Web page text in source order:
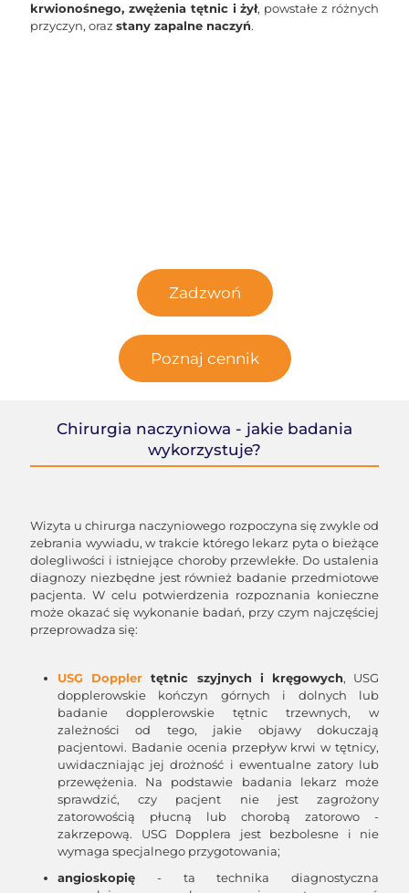
krwionośnego, zwężenia tętnic i żył, powstałe z różnych
przyczyn, oraz stany zapalne naczyń.
Zadzwoń
Poznaj cennik
Chirurgia naczyniowa - jakie badania
wykorzystuje?
Wizyta u chirurga naczyniowego rozpoczyna się zwykle od
zebrania wywiadu, w trakcie którego lekarz pyta o bieżące
dolegliwości i istniejące choroby przewlekłe. Do ustalenia
diagnozy niezbędne jest również badanie przedmiotowe
pacjenta. W celu potwierdzenia rozpoznania konieczne
może okazać się wykonanie badań, przy czym najczęściej
przeprowadza się:
USG Doppler tętnic szyjnych i kręgowych, USG
dopplerowskie kończyn górnych i dolnych lub
badanie dopplerowskie tętnic trzewnych, w
zależności od tego, jakie objawy dokuczają
pacjentowi. Badanie ocenia przepływ krwi w tętnicy,
uwidaczniając jej drożność i ewentualne zatory lub
przewężenia. Na podstawie badania lekarz może
sprawdzić, czy pacjent nie jest zagrożony
zatorowością płucną lub chorobą zatorowo -
zakrzepową. USG Dopplera jest bezbolesne i nie
wymaga specjalnego przygotowania;
angioskopię - ta technika diagnostyczna